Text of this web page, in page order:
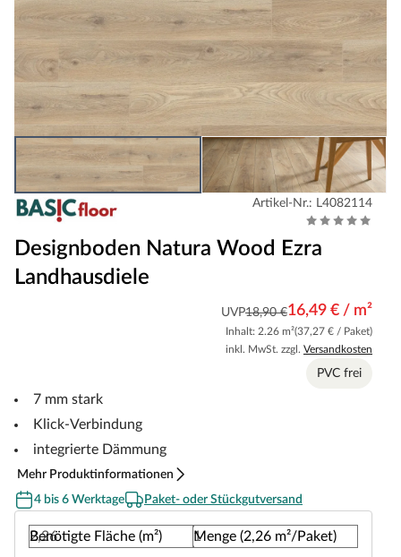
Artikel-Nr.: L4082114
Designboden Natura Wood Ezra
Landhausdiele
UVP18,90 €16,49 € / m²
Inhalt: 2.26 m²(37,27 € / Paket)
inkl. MwSt. zzgl. Versandkosten
PVC frei
7 mm stark
Klick-Verbindung
integrierte Dämmung
Mehr Produktinformationen
4 bis 6 Werktage
Paket- oder Stückgutversand
Benötigte Fläche (m²) Menge (2,26 m²/Paket)